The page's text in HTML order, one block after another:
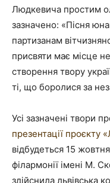
Людкевича простим
зазначено: «Пісня
партизанам
присвяти має місце
створення твору
ті, що боролися за
Усі зазначені твори
презентації
відбудеться 15
філармонії імені М.
здійснила львівська